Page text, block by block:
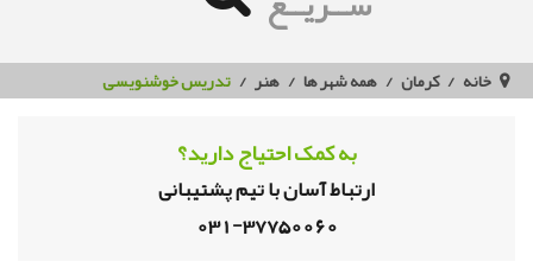
خانه کرمان همه شهر ها هنر تدریس خوشنویسی
به کمک احتیاج دارید؟
ارتباط آسان با تیم پشتیبانی
031-37750060